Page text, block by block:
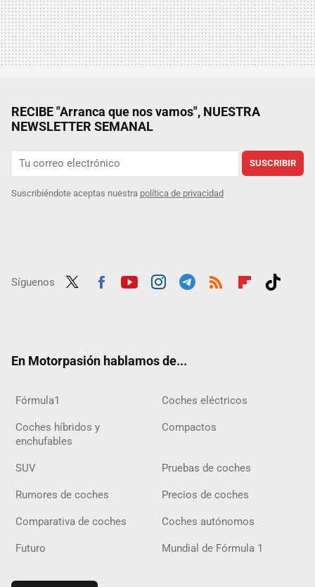
RECIBE "Arranca que nos vamos", NUESTRA
NEWSLETTER SEMANAL
SUSCRIBIR
Suscribiéndote aceptas nuestra política de privacidad
Síguenos
En Motorpasión hablamos de...
Fórmula1 Coches eléctricos
Coches híbridos y
enchufables
Compactos
SUV Pruebas de coches
Rumores de coches Precios de coches
Comparativa de coches Coches autónomos
Futuro Mundial de Fórmula 1